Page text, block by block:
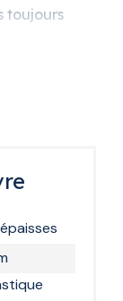
toujours
Ça se
à la